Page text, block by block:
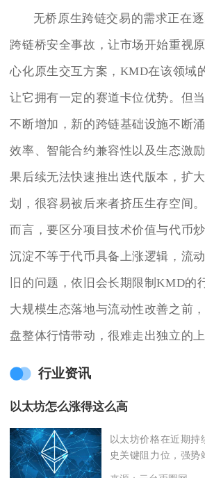
无桥原生跨链交易的需求正在
跨链桥安全事故，让市场开始重视
心化原生交互方案，KMD在该领域
让它拥有一定的赛道卡位优势。但
不断增加，新的跨链基础设施不断
效率、智能合约兼容性以及生态激
果后续无法快速推出迭代版本，扩
划，很容易被后来者挤压生存空间
而言，要区分项目技术价值与代币
沉淀不等于代币具备上涨逻辑，流
旧的问题，依旧会长期限制KMD的
大规模生态落地与流动性改善之前
盘整体行情带动，很难走出独立的上
行业资讯
以太坊怎么涨得这么高
以太坊价格在近期
史关键阻力位，强势